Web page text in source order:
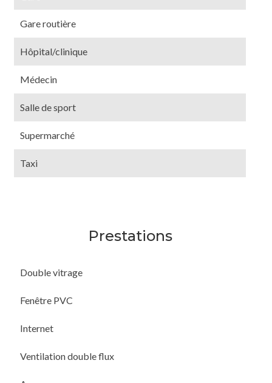
Gare routière
Hôpital/clinique
Médecin
Salle de sport
Supermarché
Taxi
Prestations
Double vitrage
Fenêtre PVC
Internet
Ventilation double flux